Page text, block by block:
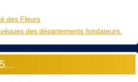
des Fleurs
des départements fondateurs.